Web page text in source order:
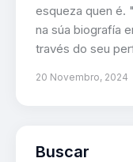
esqueza quen é.
na súa biografía
través do seu
20 Novembro, 2024
Buscar